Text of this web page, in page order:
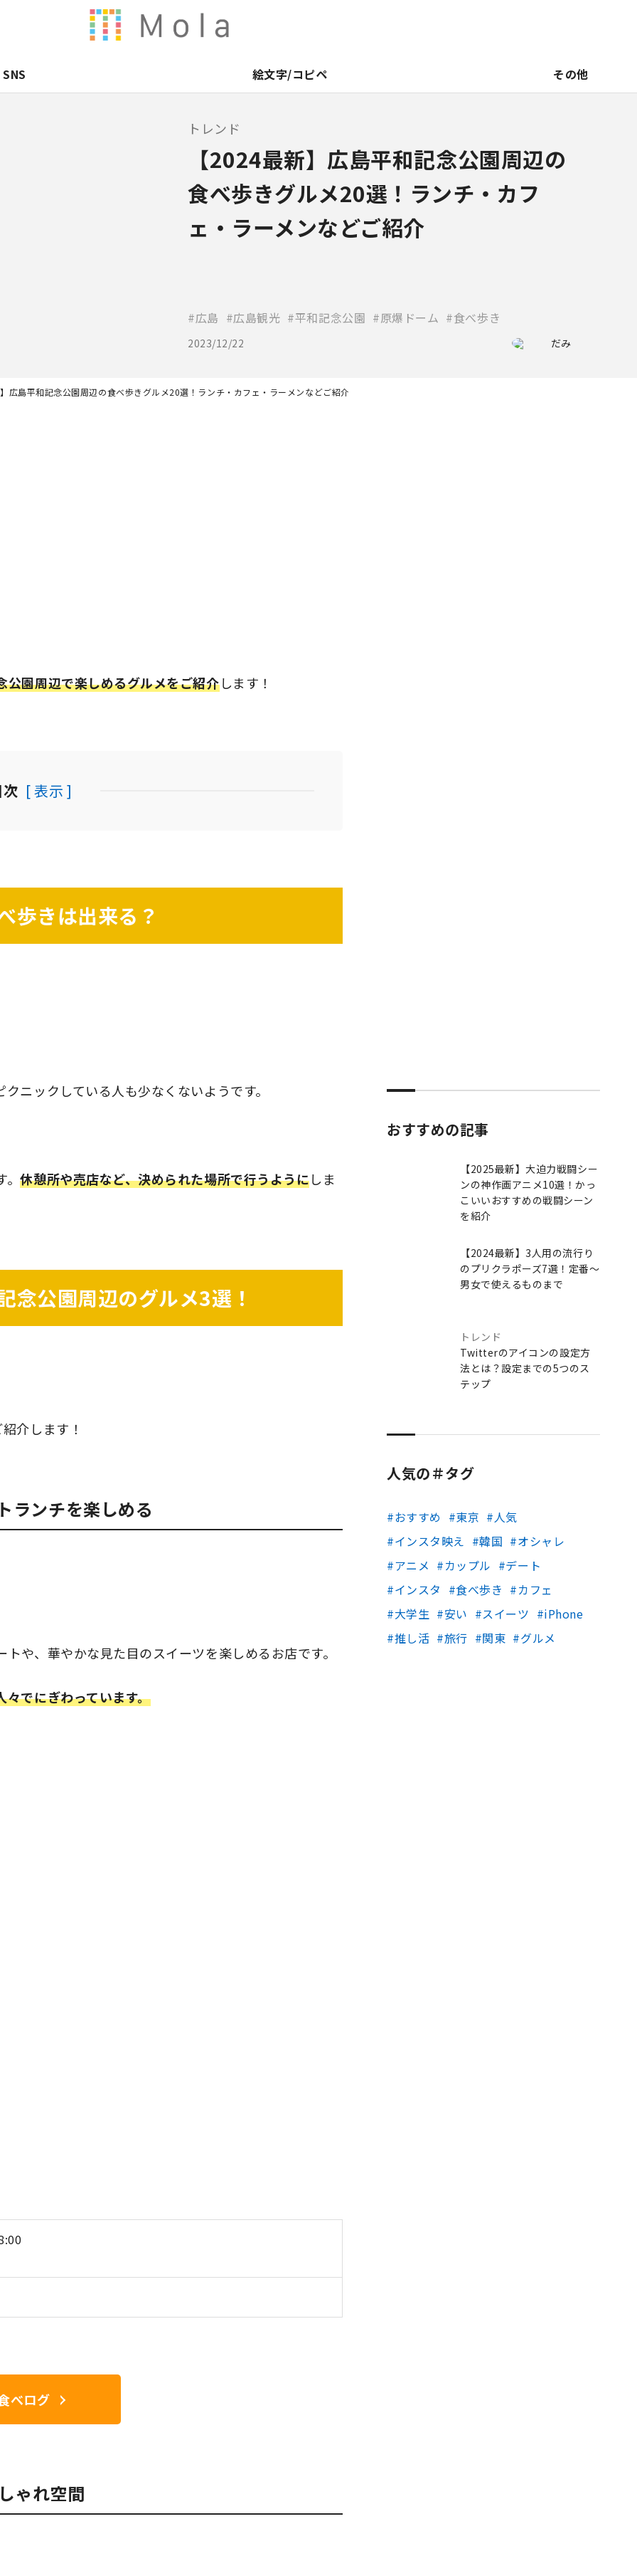
SNS 絵文字/コピペ その他
トレンド
【2024最新】広島平和記念公園周辺の
食べ歩きグルメ20選！ランチ・カフ
ェ・ラーメンなどご紹介
広島 広島観光 平和記念公園 原爆ドーム 食べ歩き
2023/12/22 だみ
広島平和記念公園周辺の食べ歩きグルメ20選！ランチ・カフェ・ラーメンなどご紹介
公園周辺で楽しめるグルメをご紹介します！
[ 表示 ]
歩きは出来る？
ニックしている人も少なくないようです。
。休憩所や売店など、決められた場所で行うようにしま
念公園周辺のグルメ3選！
介します！
ンチを楽しめる
や、華やかな見た目のスイーツを楽しめるお店です。
々でにぎわっています。
べログ
ゃれ空間
おすすめの記事
【2025最新】大迫力戦闘シー
ンの神作画アニメ10選！かっ
こいいおすすめの戦闘シーン
を紹介
【2024最新】3人用の流行り
のプリクラポーズ7選！定番～
男女で使えるものまで
トレンド
Twitterのアイコンの設定方
法とは？設定までの5つのス
テップ
人気の＃タグ
おすすめ 東京
人気
インスタ映え
韓国
オシャレ
アニメ
カップル
デート
インスタ
食べ歩き
カフェ
大学生
安い スイーツ
iPhone
推し活
旅行 関東 グルメ